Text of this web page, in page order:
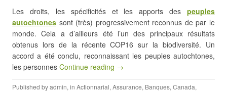
Les droits, les spécificités et les apports des peuples
autochtones sont (très) progressivement reconnus de par le
monde. Cela a d’ailleurs été l’un des principaux résultats
obtenus lors de la récente COP16 sur la biodiversité. Un
accord a été conclu, reconnaissant les peuples autochtones,
les personnes Continue reading →
Published byadmin, in Actionnarial, Assurance, Banques, Canada,